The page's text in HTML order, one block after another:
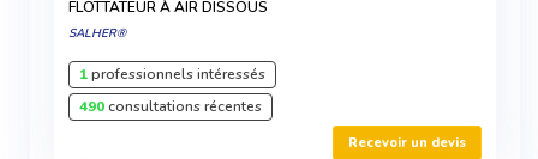
FLOTTATEUR À AIR DISSOUS
SALHER®
1professionnels intéressés
490consultations récentes
Recevoir un devis